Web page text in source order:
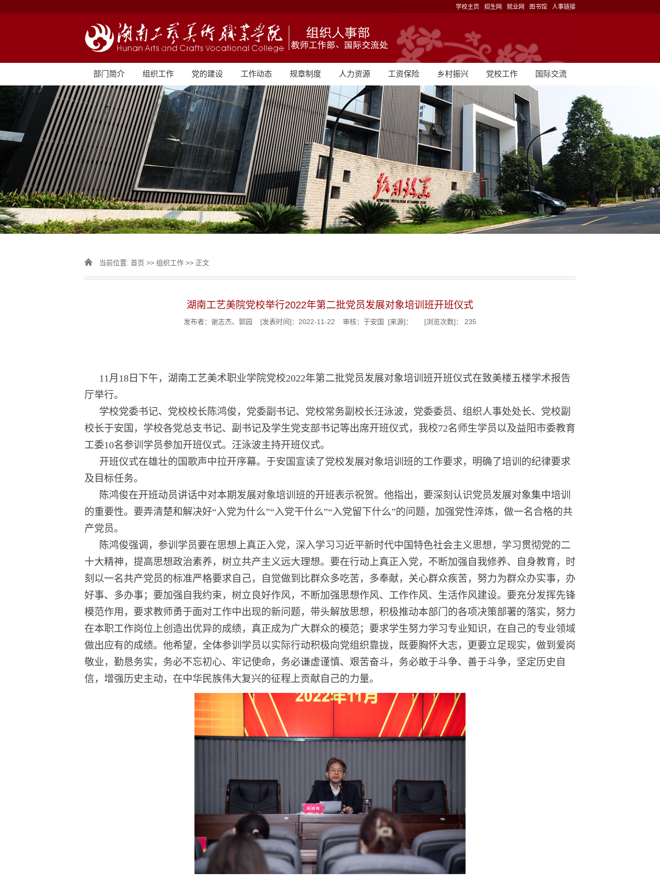
学校主页 招生网 就业网 图书馆 人事链接
部门简介 组织工作 党的建设 工作动态 规章制度 人力资源 工资保险 乡村振兴 党校工作 国际交流
当前位置: 首页 >> 组织工作 >> 正文
湖南工艺美院党校举行2022年第二批党员发展对象培训班开班仪式
发布者：谢志杰、郭园 [发表时间]：2022-11-22 审核：于安国 [来源]： [浏览次数]： 235
11 月 18 日下午，湖南工艺美术职业学院党校2022年第二批党员发展对象培训班开班仪式在致美楼五楼学术报告
厅举行。
学校党委书记、 党校校长 陈鸿俊，党委副书记、党校常务副校长汪泳波，党委委员、组织人事处处长、党校副
校长于安国，学校各党总支书记、副书记及学生党支部书记等出席开班仪式， 我校72名师生学员以及益阳市委教育
工委10名参训学员参加开班仪式。汪泳波主持开班仪式。
开班仪式在雄壮的国歌声中拉开序幕。于安国宣读了党校发展对象培训班的工作要求，明确了培训的纪律要求
及目标任务。
陈鸿俊在开班动员讲话中对本期发展对象培训班的开班表示祝贺。他指出，要深刻认识党员发展对象集中培训
的重要性。 要弄清楚和解决好“入党为什么”“入党干什么”“入党留下什么”的问题，加强党性淬炼，做一名合格的共
产党员。
陈鸿俊强调，参训学员要在思想上真正入党， 深入学习习近平新时代中国特色社会主义思想，学习贯彻党的二
十大精神，提高思想政治素养， 树立共产主义远大理想。要在行动上真正入党，不断加强自我修养、自身教育，时
刻以一名共产党员的标准严格要求自己，自觉做到比群众多吃苦，多奉献，关心群众疾苦，努力为群众办实事，办
好事、多办事；要加强自我约束，树立良好作风，不断加强思想作风、工作作风、生活作风建设。要充分发挥先锋
模范作用，要求教师勇于面对工作中出现的新问题，带头解放思想，积极推动本部门的各项决策部署的落实，努力
在本职工作岗位上创造出优异的成绩，真正成为广大群众的模范；要求学生努力学习专业知识，在自己的专业领域
做出应有的成绩。 他希望，全体参训学员以实际行动积极向党组织靠拢，既要胸怀大志，更要立足现实，做到爱岗
敬业， 勤恳务实，务必不忘初心、牢记使命，务必谦虚谨慎、艰苦奋斗，务必敢于斗争、善于斗争，坚定历史自
信，增强历史主动，在中华民族伟大复兴的征程上贡献自己的力量。